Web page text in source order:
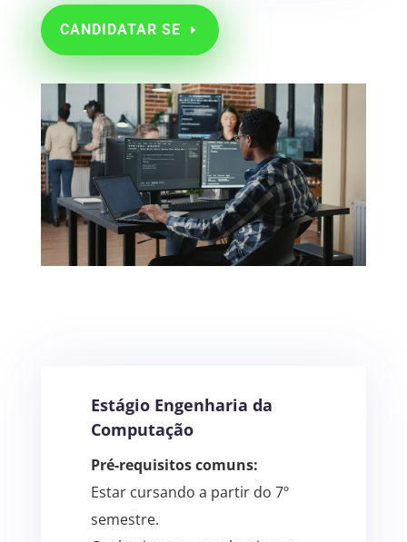
CANDIDATAR SE
Estágio Engenharia da
Computação
Pré-requisitos comuns:
Estar cursando a partir do 7º
semestre.